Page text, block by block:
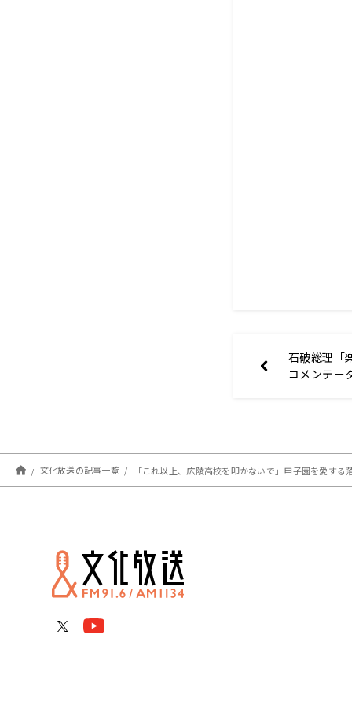
石破総理「
コメンテー
文化放送の記事一覧 「これ以上、広陵高校を叩かないで」甲子園を愛す